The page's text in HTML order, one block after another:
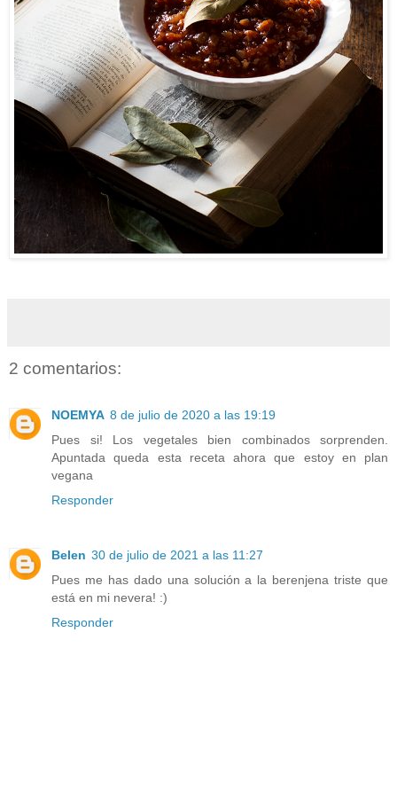
2 comentarios:
NOEMYA 8 de julio de 2020 a las 19:19
Pues si! Los vegetales bien combinados sorprenden.
Apuntada queda esta receta ahora que estoy en plan
vegana
Responder
Belen 30 de julio de 2021 a las 11:27
Pues me has dado una solución a la berenjena triste que
está en mi nevera! :)
Responder